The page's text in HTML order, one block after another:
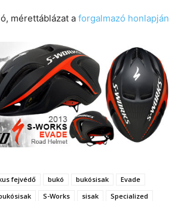
mérettáblázat a forgalmazó honlapján
fejvédő bukó bukósisak
Evade
S-Works sisak
Specialized